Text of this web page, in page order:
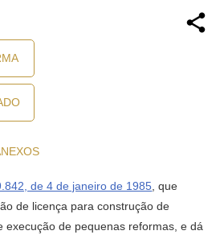
de 4 de janeiro de 1985 , que
de licença para construção de
execução de pequenas reformas, e dá